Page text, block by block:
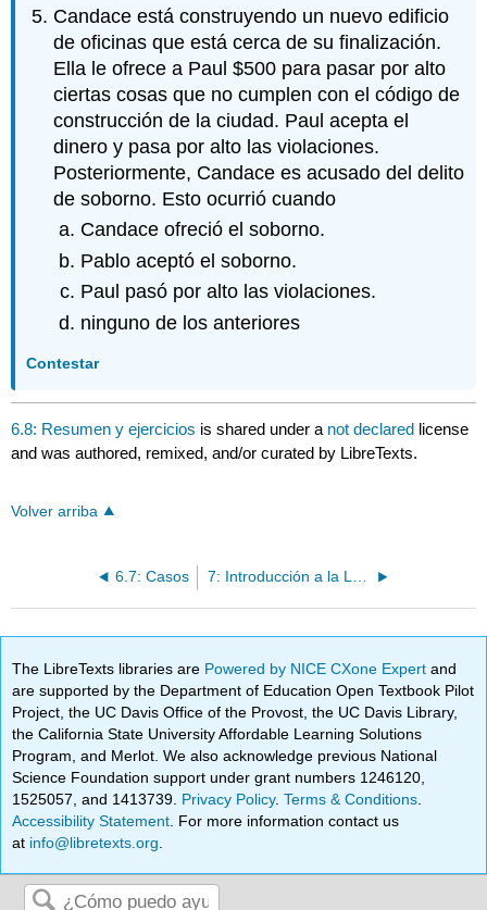
Candace está construyendo un nuevo edificio
de oficinas que está cerca de su finalización.
Ella le ofrece a Paul $500 para pasar por alto
ciertas cosas que no cumplen con el código de
construcción de la ciudad. Paul acepta el
dinero y pasa por alto las violaciones.
Posteriormente, Candace es acusado del delito
de soborno. Esto ocurrió cuando
Candace ofreció el soborno.
Pablo aceptó el soborno.
Paul pasó por alto las violaciones.
ninguno de los anteriores
Contestar
6.8: Resumen y ejercicios is shared under a not declared license
and was authored, remixed, and/or curated by LibreTexts.
Volver arriba
6.7: Casos 7: Introducción a la Ley de agravios
The LibreTexts libraries are Powered by NICE CXone Expertand
are supported by the Department of Education Open Textbook Pilot
Project, the UC Davis Office of the Provost, the UC Davis Library,
the California State University Affordable Learning Solutions
Program, and Merlot. We also acknowledge previous National
Science Foundation support under grant numbers 1246120,
1525057, and 1413739. Privacy Policy.Terms & Conditions
Accessibility Statement . For more information contact us
at info@libretexts.org